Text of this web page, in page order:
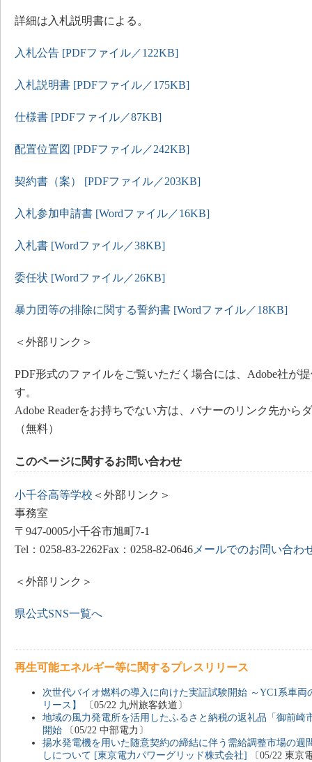
詳細は入札説明書による。
入札公告 [PDFファイル／122KB]
入札説明書 [PDFファイル／175KB]
仕様書 [PDFファイル／87KB]
配置位置図 [PDFファイル／242KB]
契約書（案） [PDFファイル／203KB]
入札参加申請書 [Wordファイル／16KB]
入札書 [Wordファイル／38KB]
委任状 [Wordファイル／26KB]
暴力団等の排除に関する誓約書 [Wordファイル／18KB]
＜外部リンク＞
PDF形式のファイルをご覧いただく場合には、Adobe社が提
す。
Adobe Readerをお持ちでない方は、バナーのリンク先から
（無料）
このページに関するお問い合わせ
小千谷高等学校 ＜外部リンク＞
事務室
〒947-0005小千谷市旭町7-1
Tel：0258-83-2262Fax：0258-82-0646 メールでのお問い合わ
＜外部リンク＞
県公式SNS一覧へ
再生可能エネルギー等に関するプレスリリース
次世代バイオ燃料の導入に向けた実証試験開始 ～YC1系車
リース】
〔05/22 九州旅客鉄道〕
地域の風力発電所を活用したふるさと納税の返礼品「御前崎
開始 〔05/22 中部電力〕
揚水発電機を用いた随意契約の締結に伴う需給調整市場の週
しについて [東京電力パワーグリッド株式会社]
〔05/22 東京